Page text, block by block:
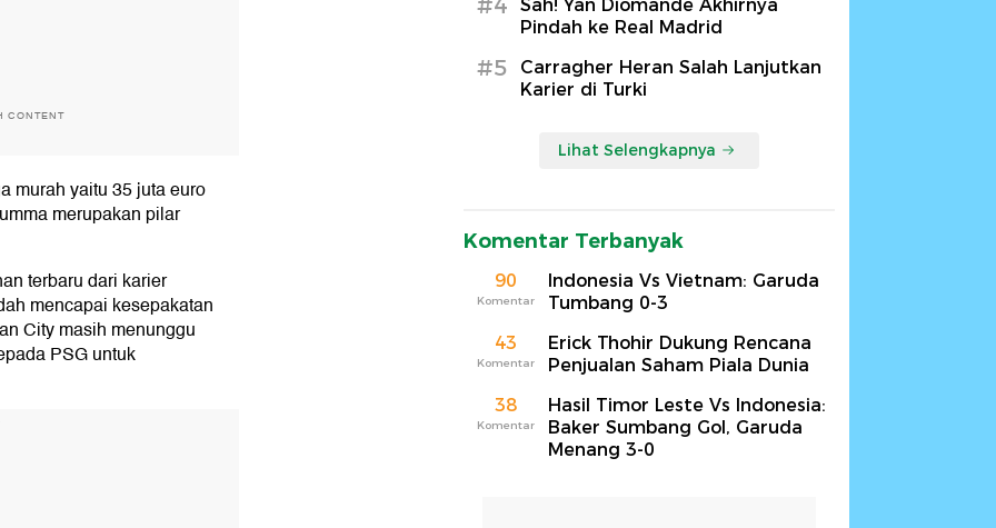
CONTENT
murah yaitu 35 juta euro
merupakan pilar
terbaru dari karier
mencapai kesepakatan
City masih menunggu
PSG untuk
Sah! Yan Diomande Akhirnya
Pindah ke Real Madrid
#5
Carragher Heran Salah Lanjutkan
Karier di Turki
Lihat Selengkapnya
Komentar Terbanyak
90
Komentar
Indonesia Vs Vietnam: Garuda
Tumbang 0-3
43
Komentar
Erick Thohir Dukung Rencana
Penjualan Saham Piala Dunia
38
Komentar
Hasil Timor Leste Vs Indonesia:
Baker Sumbang Gol, Garuda
Menang 3-0